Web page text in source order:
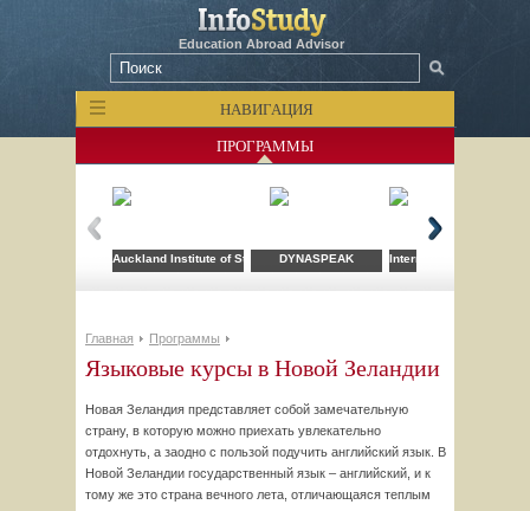
Education Abroad Advisor
НАВИГАЦИЯ
ПРОГРАММЫ
Auckland Institute of Studies DYNASPEAK International Travel
Главная Программы
Языковые курсы в Новой Зеландии
Новая Зеландия представляет собой замечательную
страну, в которую можно приехать увлекательно
отдохнуть, а заодно с пользой подучить английский язык. В
Новой Зеландии государственный язык – английский, и к
тому же это страна вечного лета, отличающаяся теплым